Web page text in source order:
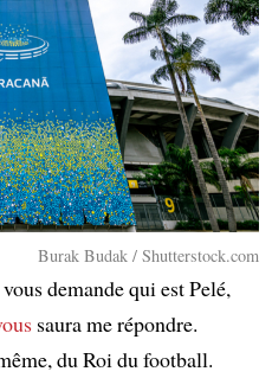
Burak Budak / Shutterstock.com
demande qui est Pelé,
saura me répondre.
du Roi du football.